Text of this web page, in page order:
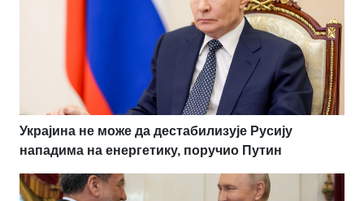
Украјина не може да дестабилизује Русију
нападима на енергетику, поручио Путин